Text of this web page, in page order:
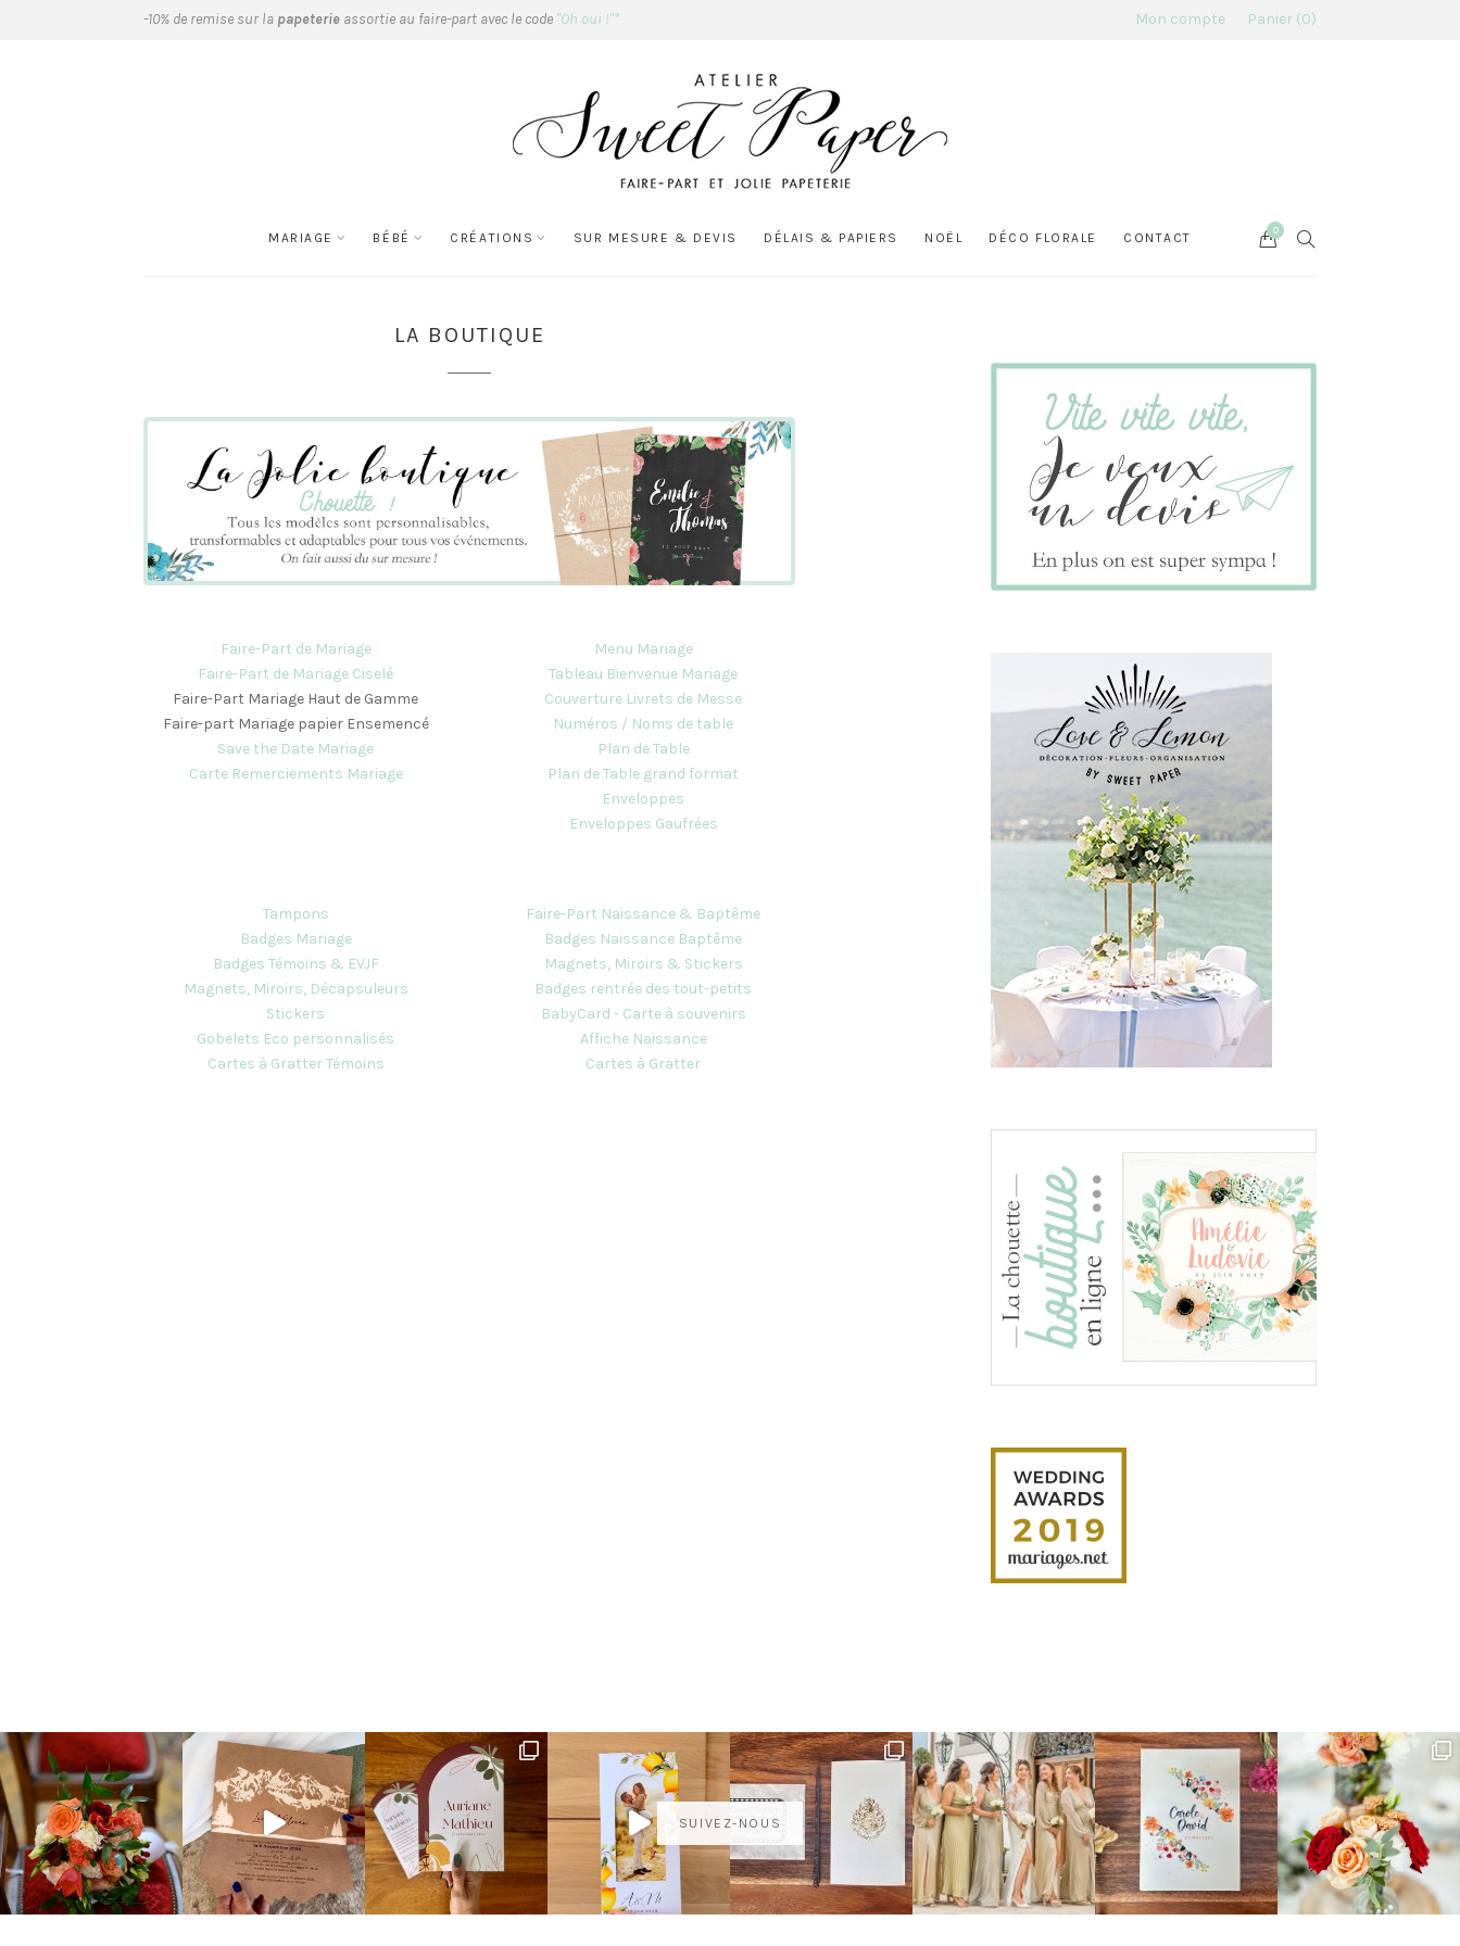
-10% de remise sur la papeterie assortie au faire-part avec le code "Oh oui !"* Mon compte Panier 0
MARIAGE BÉBÉ CRÉATIONS SUR MESURE & DEVIS DÉLAIS & PAPIERS NOËL DÉCO FLORALE CONTACT SEARCH
Cart
0
LA BOUTIQUE
Faire-Part de Mariage
Faire-Part de Mariage Ciselé
Faire-Part Mariage Haut de Gamme
Faire-part Mariage papier Ensemencé
Save the Date Mariage
Carte Remerciements Mariage
Menu Mariage
Tableau Bienvenue Mariage
Couverture Livrets de Messe
Numéros / Noms de table
Plan de Table
Plan de Table grand format
Enveloppes
Enveloppes Gaufrées
Tampons
Badges Mariage
Badges Témoins & EVJF
Magnets, Miroirs, Décapsuleurs
Stickers
Gobelets Eco personnalisés
Cartes à Gratter Témoins
Faire-Part Naissance & Baptême
Badges Naissance Baptême
Magnets, Miroirs & Stickers
Badges rentrée des tout-petits
BabyCard - Carte à souvenirs
Affiche Naissance
Cartes à Gratter
SUIVEZ-NOUS